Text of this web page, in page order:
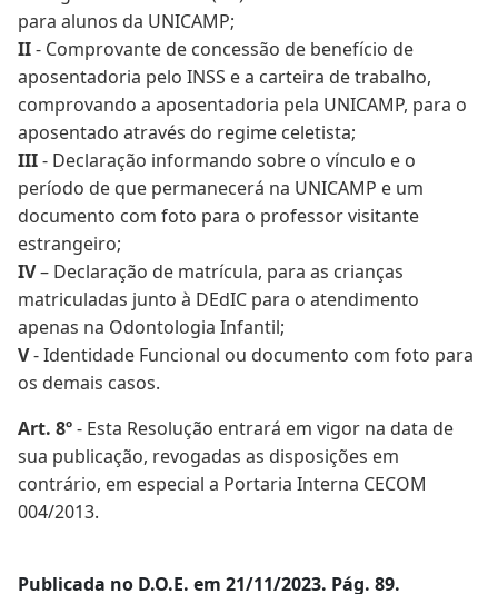
para alunos da UNICAMP;
II- Comprovante de concessão de benefício de
aposentadoria pelo INSS e a carteira de trabalho,
comprovando a aposentadoria pela UNICAMP, para o
aposentado através do regime celetista;
III- Declaração informando sobre o vínculo e o
período de que permanecerá na UNICAMP e um
documento com foto para o professor visitante
estrangeiro;
IV– Declaração de matrícula, para as crianças
matriculadas junto à DEdIC para o atendimento
apenas na Odontologia Infantil;
V- Identidade Funcional ou documento com foto para
os demais casos.
Art. 8º- Esta Resolução entrará em vigor na data de
sua publicação, revogadas as disposições em
contrário, em especial a Portaria Interna CECOM
004/2013.
Publicada no D.O.E. em 21/11/2023. Pág. 89.